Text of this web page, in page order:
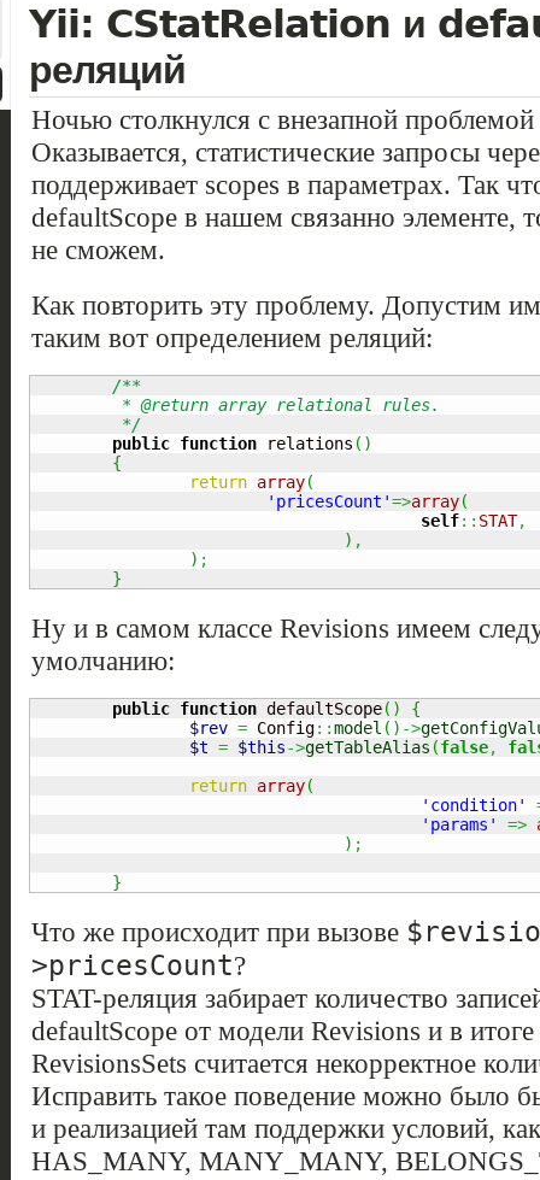
Yii: CStatRelation и
реляций
Ночью столкнулся с внезапной
Оказывается, статистические запросы
поддерживает scopes в параметрах. Так
defaultScope в нашем связанно элементе,
не сможем.
Как повторить эту проблему. Допустим
таким вот определением реляций:
/**
	 */
public function relations ( )
{
return array(
'pricesCount'=>array(
self:: STAT,
) ,
) ;
}
Ну и в самом классе Revisions имеем
умолчанию:
public function defaultScope( )
{
$rev = Config::model ( ) ->
$t = $this->getTableAlias (false,
return array(
'condition'
'params'
=>
) ;
}
Что же происходит при вызове
>pricesCount?
STAT-реляция забирает количество
defaultScope от модели Revisions и в
RevisionsSets считается некорректное
Исправить такое поведение можно было
и реализацией там поддержки условий,
HAS_MANY, MANY_MANY,